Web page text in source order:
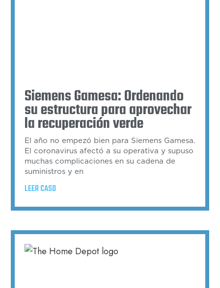
Siemens Gamesa: Ordenando
su estructura para aprovechar
la recuperación verde
El año no empezó bien para Siemens Gamesa.
El coronavirus afectó a su operativa y supuso
muchas complicaciones en su cadena de
suministros y en
LEER CASO